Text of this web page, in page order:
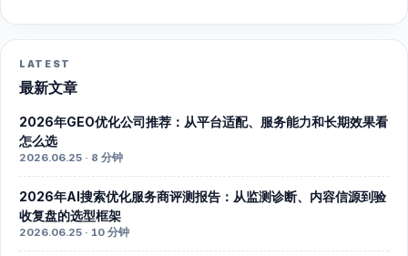
LATEST
最新文章
2026年GEO优化公司推荐：从平台适配、服务能力和长期效果看
怎么选
2026.06.25 · 8 分钟
2026年AI搜索优化服务商评测报告：从监测诊断、内容信源到验
收复盘的选型框架
2026.06.25 · 10 分钟